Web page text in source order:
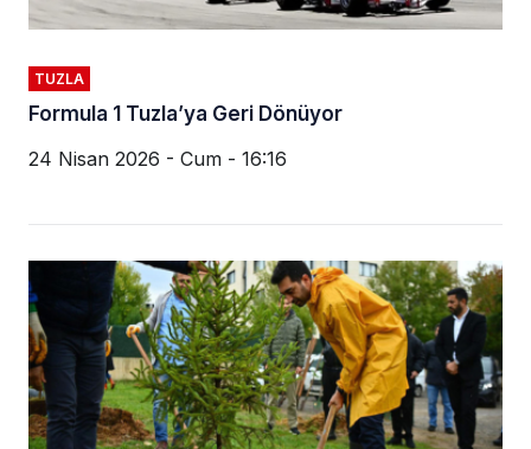
TUZLA
Formula 1 Tuzla’ya Geri Dönüyor
24 Nisan 2026 - Cum - 16:16